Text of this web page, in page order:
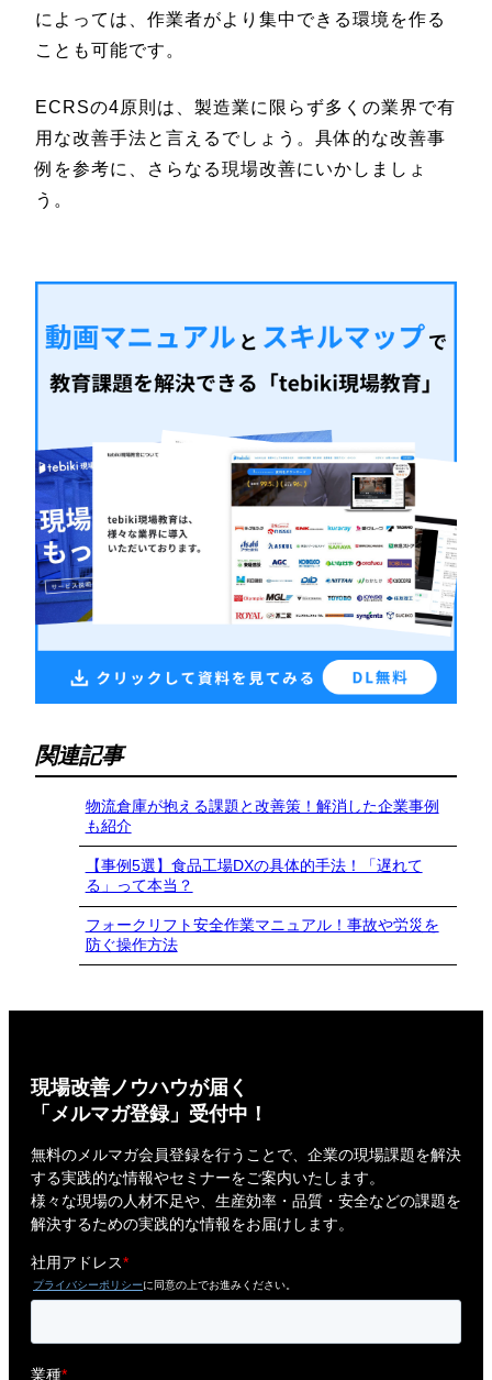
によっては、作業者がより集中できる環境を作る
ことも可能です。
ECRSの4原則は、製造業に限らず多くの業界で有
用な改善手法と言えるでしょう。具体的な改善事
例を参考に、さらなる現場改善にいかしましょ
う。
関連記事
物流倉庫が抱える課題と改善策！解消した企業事例
も紹介
【事例5選】食品工場DXの具体的手法！「遅れて
る」って本当？
フォークリフト安全作業マニュアル！事故や労災を
防ぐ操作方法
現場改善ノウハウが届く
「メルマガ登録」受付中！
無料のメルマガ会員登録を行うことで、企業の現場課題を解決
する実践的な情報やセミナーをご案内いたします。
様々な現場の人材不足や、生産効率・品質・安全などの課題を
解決するための実践的な情報をお届けします。